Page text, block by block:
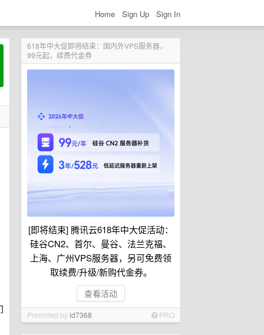
Home Sign Up Sign In
618年中大促即将结束：国内外VPS服务器，
99元起，续费代金券
[即将结束] 腾讯云618年中大促活动：
硅谷CN2、首尔、曼谷、法兰克福、
上海、广州VPS服务器，另可免费领
取续费/升级/新购代金券。
查看活动
Promoted byid7368 PRO